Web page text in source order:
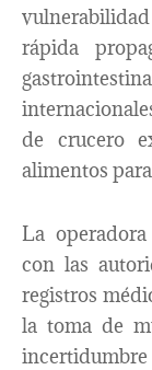
rápida
de crucero
alimentos
La
con las
registros
la toma de